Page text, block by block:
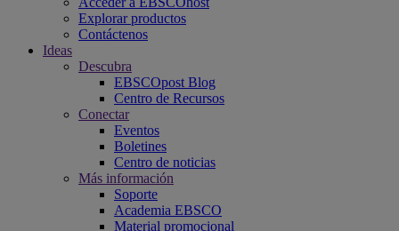
Explorar productos
Contáctenos
Ideas
Descubra
EBSCOpost Blog
Centro de Recursos
Conectar
Eventos
Boletines
Centro de noticias
Más información
Soporte
Academia EBSCO
Material promocional